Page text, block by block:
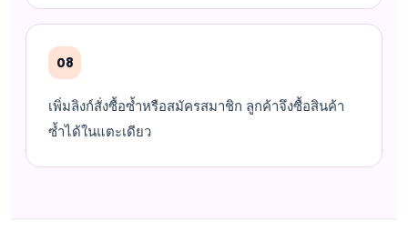
08
เพิ่มลิงก์สั่งซื้อซ้ำหรือสมัครสมาชิก ลูกค้าจึงซื้อสินค้า
ซ้ำได้ในแตะเดียว